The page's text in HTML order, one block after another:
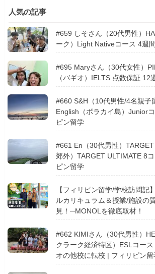
人気の記事
#659 しそさん（20代男性）
ーク）Light Nativeコース 4週
#695 Maryさん（30代女性）
（バギオ）IELTS 点数保証
#660 S&H（10代男性/4名親子
English（ボラカイ島）Junior
ピン留学
#661 En（30代男性）
郊外）TARGET ULTIMATE 8
ピン留学
【フィリピン留学/学校訪問記
ルカリキュラム＆授業/施設の
見！─MONOLを徹底取材！
#662 KIMIさん（30代男性）
クラーク経済特区）ESLコー
オの他校に転校 | フィリピン留